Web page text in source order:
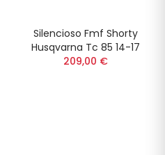
Silencioso Fmf Shorty
Husqvarna Tc 85 14-17
209,00 €